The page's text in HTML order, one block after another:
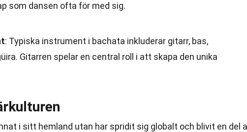
som dansen ofta för med sig.
: Typiska instrument i bachata inkluderar gitarr, bas,
Gitarren spelar en central roll i att skapa den unika
i sitt hemland utan har spridit sig globalt och blivit en del